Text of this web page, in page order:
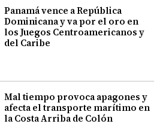
Panamá vence a República
Dominicana y va por el oro en
los Juegos Centroamericanos y
del Caribe
Mal tiempo provoca apagones y
afecta el transporte marítimo en
la Costa Arriba de Colón